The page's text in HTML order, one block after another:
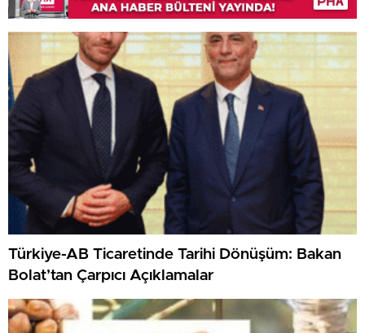
Türkiye-AB Ticaretinde Tarihi Dönüşüm: Bakan
Bolat’tan Çarpıcı Açıklamalar